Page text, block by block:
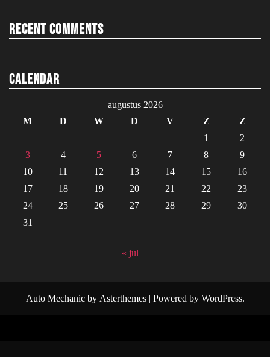
Recent Comments
Calendar
augustus 2026
M
D W D V Z
Z
1
2
3
4 5 6 7 8
9
10
11 12 13 14 15
16
17
18 19 20 21 22
23
24
25 26 27 28 29
30
31
« jul
Auto Mechanicby Asterthemes| Powered by WordPress.